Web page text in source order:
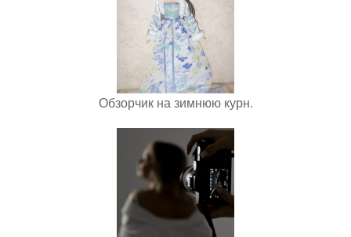
Обзорчик на зимнюю курн.